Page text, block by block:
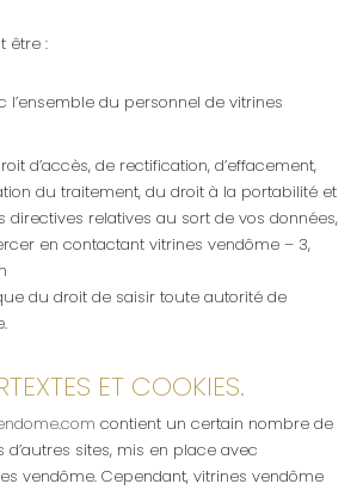
être :
l’ensemble du personnel de vitrines
d’accès, de rectification, d’effacement,
du traitement, du droit à la portabilité et
directives relatives au sort de vos données,
en contactant vitrines vendôme – 3,
du droit de saisir toute autorité de
ET COOKIES.
contient un certain nombre de
d’autres sites, mis en place avec
vendôme. Cependant, vitrines vendôme